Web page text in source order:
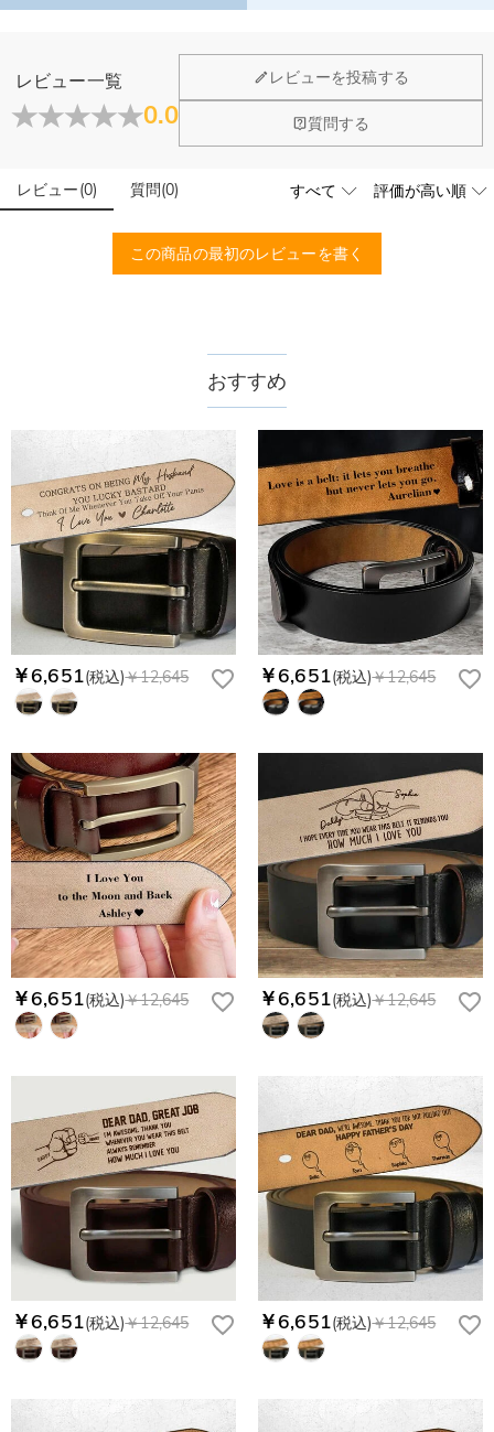
以内に返品＆交換できます。
詳細はこちら
レビュー一覧
0.0
レビューを投稿する
質問する
レビュー(0) 質問(0)
この商品の最初のレビューを書く
おすすめ
￥6,651(税込)￥12,645 ￥6,651(税込)￥12,645
￥6,651(税込)￥12,645 ￥6,651(税込)￥12,645
￥6,651(税込)￥12,645 ￥6,651(税込)￥12,645